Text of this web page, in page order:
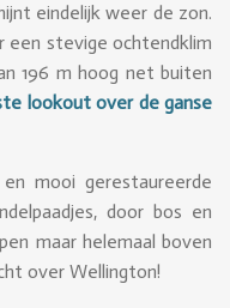
eindelijk weer de zon.
stevige ochtendklim
196 m hoog net buiten
lookout over de ganse
mooi gerestaureerde
door bos en
maar helemaal boven
over Wellington!